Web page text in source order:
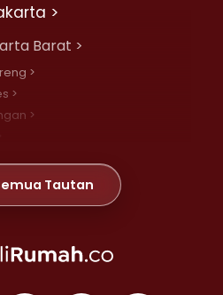
>
Barat >
>
>
>
>
Pusat >
Tautan